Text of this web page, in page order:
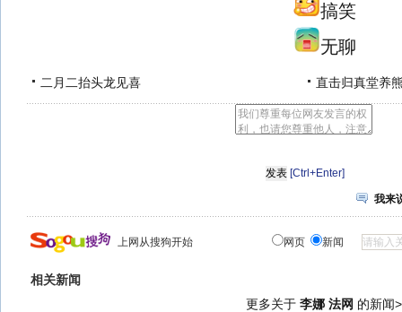
搞笑
无聊
二月二抬头龙见喜 直击归真堂养
[Ctrl+Enter]
我来
上网从搜狗开始 网页 新闻
相关新闻
更多关于 李娜 法网 的新闻